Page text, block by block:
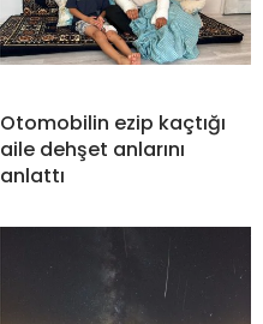
Otomobilin ezip kaçtığı
aile dehşet anlarını
anlattı